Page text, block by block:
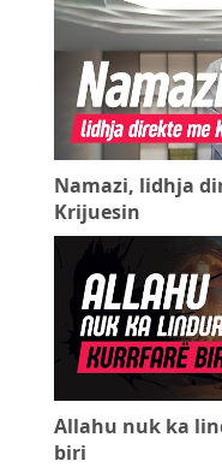
Namazi, lidhja
Krijuesin
Allahu nuk ka
biri